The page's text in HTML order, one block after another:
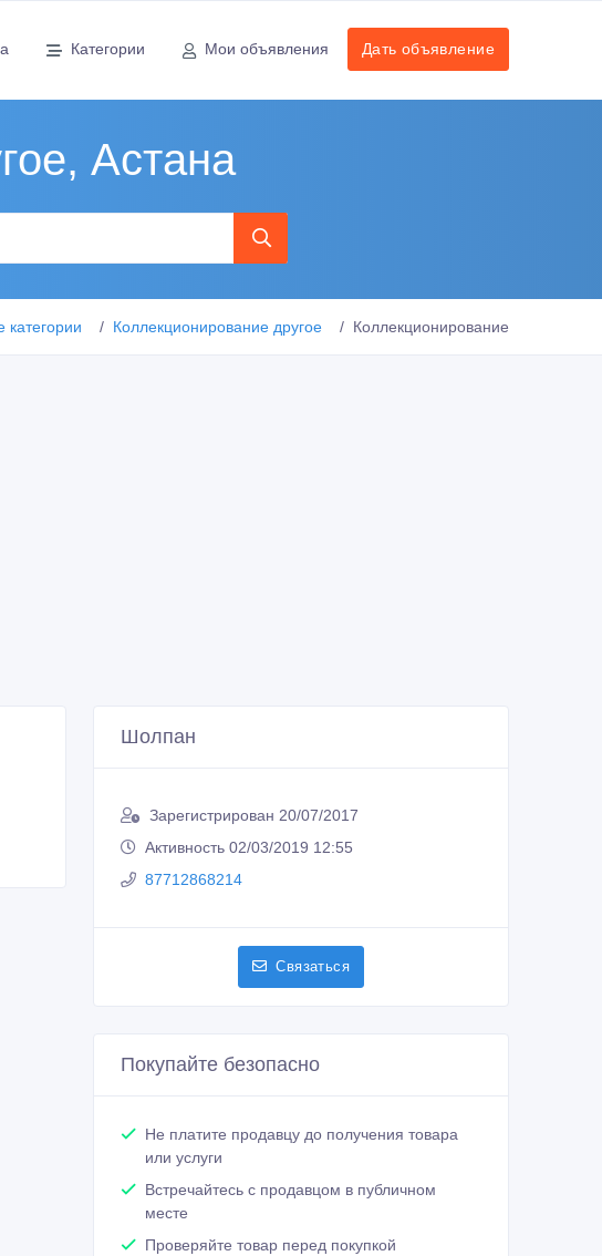
Категории Мои объявления Дать объявление
Астана
категории Коллекционирование другое Коллекционирование
Шолпан
Зарегистрирован 20/07/2017
Активность 02/03/2019 12:55
87712868214
Связаться
Покупайте безопасно
Не платите продавцу до получения товара
или услуги
Встречайтесь с продавцом в публичном
месте
Проверяйте товар перед покупкой